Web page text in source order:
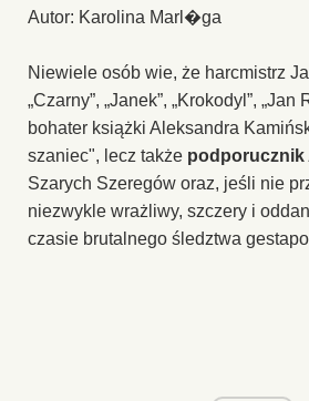
Autor: Karolina Marl�ga
Niewiele osób wie, że harcmistrz
„Czarny”, „Janek”, „Krokodyl”, „Jan
bohater książki Aleksandra
szaniec", lecz także podporucznik
Szarych Szeregów oraz, jeśli nie
niezwykle wrażliwy, szczery i
czasie brutalnego śledztwa gestapo